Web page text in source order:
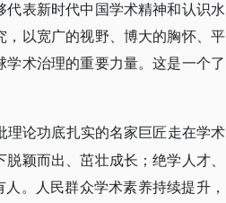
表新时代中国学术精神和认识水
以宽广的视野、博大的胸怀、平
术治理的重要力量。这是一个了
理论功底扎实的名家巨匠走在学术
颖而出、茁壮成长；绝学人才、
。人民群众学术素养持续提升，